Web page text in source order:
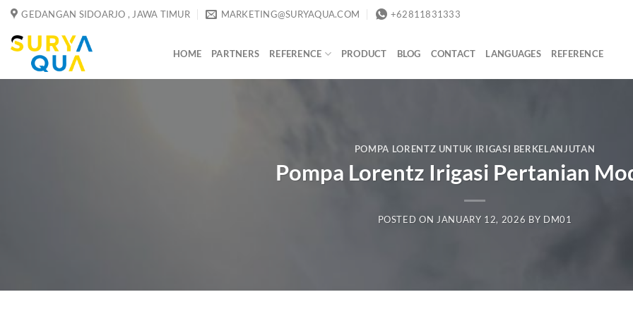
Skip
content
GEDANGAN SIDOARJO , JAWA TIMUR MARKETING@SURYAQUA.COM +62811831333
HOME PARTNERS REFERENCE PRODUCT BLOG CONTACT LANGUAGES REFERENCE
POMPA LORENTZ UNTUK IRIGASI BERKELANJUTAN
Pompa Lorentz Irigasi Pertanian
POSTED ON JANUARY 12, 2026 BY DM01